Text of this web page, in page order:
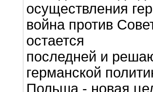
осуществления
война против
остается
последней и
германской
Польша - новая